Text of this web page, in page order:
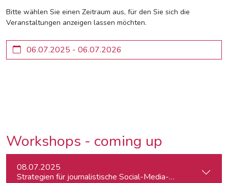
Bitte wählen Sie einen Zeitraum aus, für den Sie sich die
Veranstaltungen anzeigen lassen möchten.
Workshops - coming up
08.07.2025
Strategien für journalistische Social-Media-Recherchen